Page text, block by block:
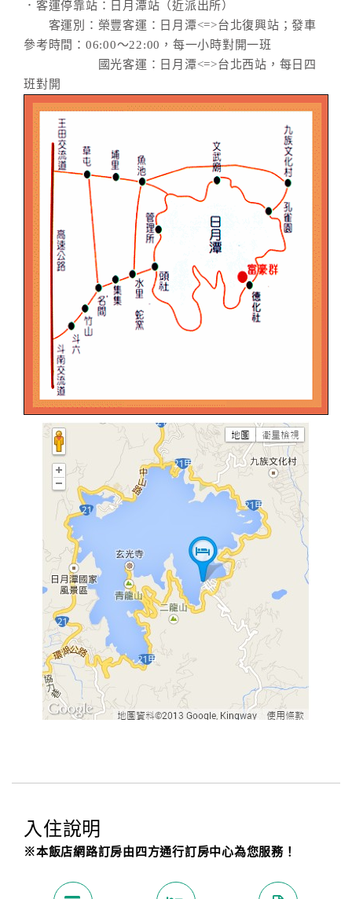
．客運停靠站：日月潭站（近派出所）
客運別：榮豐客運：日月潭<=>台北復興站；發車
參考時間：06:00～22:00，每一小時對開一班
國光客運：日月潭<=>台北西站，每日四
班對開
入住說明
※本飯店網路訂房由四方通行訂房中心為您服務！